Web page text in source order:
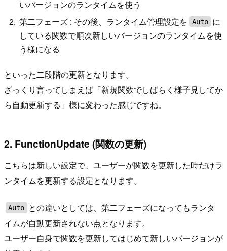
いバージョンのランタイムを使う
第二フェーズ : その後、ランタイム管理設定を
Auto に
している関数で順次新しいバージョンのランタイムを使
う様になる
といった二段階の更新となります。
ざっくり言ってしまえば「新規関数でしばらく様子見してか
ら自動更新する」様に変わった感じですね。
2. FunctionUpdate (関数の更新)
こちらは新しい設定で、ユーザーが関数を更新した時だけラ
ンタイムを更新する設定となります。
Auto
との違いとしては、第二フェーズになってもランタ
イムが自動更新されない点となります。
ユーザー自身で関数を更新してはじめて新しいバージョンが